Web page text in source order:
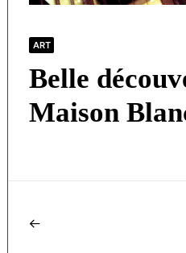
ART
Belle
Maison